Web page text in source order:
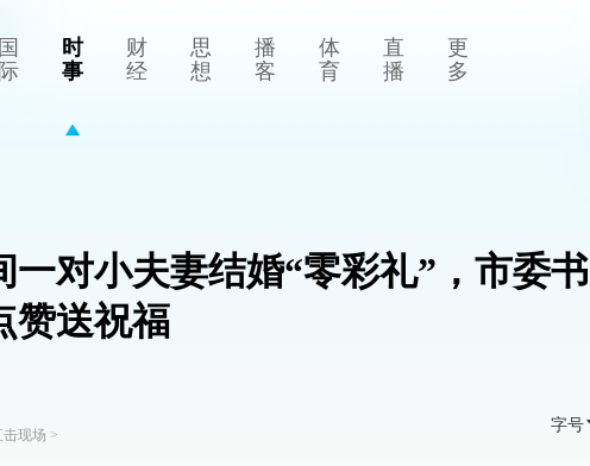
国
际
时
事
财
经
思
想
播
客
体
育
直
播
更
多
一对小夫妻结婚“零彩礼”，市委书
赞送祝福
击现场 >
字号